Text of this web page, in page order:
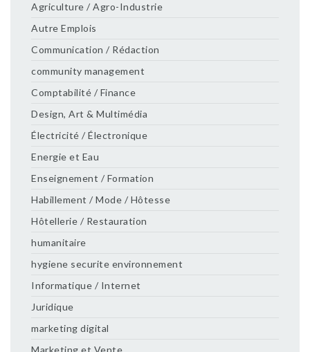
Agriculture / Agro-Industrie
Autre Emplois
Communication / Rédaction
community management
Comptabilité / Finance
Design, Art & Multimédia
Électricité / Électronique
Energie et Eau
Enseignement / Formation
Habillement / Mode / Hôtesse
Hôtellerie / Restauration
humanitaire
hygiene securite environnement
Informatique / Internet
Juridique
marketing digital
Marketing et Vente